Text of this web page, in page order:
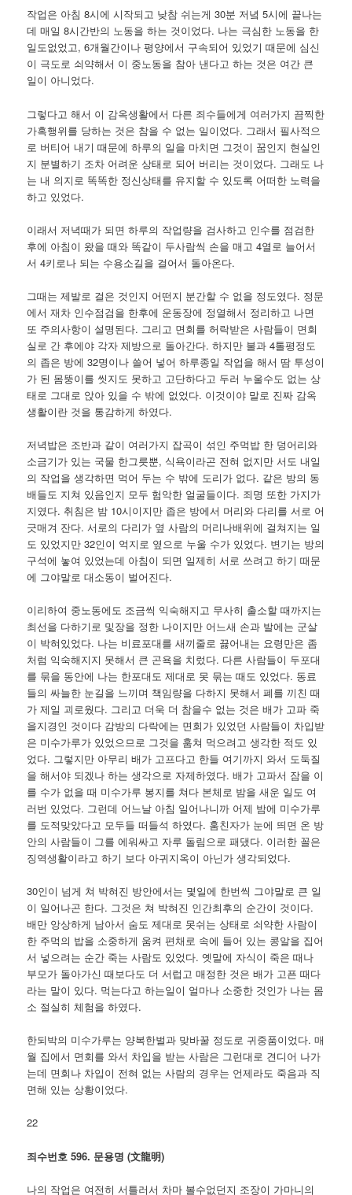
작업은 아침 8시에 시작되고 낮참 쉬는게 30분 저녘 5시에 끝나는
데 매일 8시간반의 노동을 하는 것이었다. 나는 극심한 노동을 한
일도없었고, 6개월간이나 평양에서 구속되어 있었기 때문에 심신
이 극도로 쇠약해서 이 중노동을 참아 낸다고 하는 것은 여간 큰
일이 아니었다.
그렇다고 해서 이 감옥생활에서 다른 죄수들에게 여러가지 끔찍한
가혹행위를 당하는 것은 참을 수 없는 일이었다. 그래서 필사적으
로 버티어 내기 때문에 하루의 일을 마치면 그것이 꿈인지 현실인
지 분별하기 조차 어려운 상태로 되어 버리는 것이었다. 그래도 나
는 내 의지로 똑똑한 정신상태를 유지할 수 있도록 어떠한 노력을
하고 있었다.
이래서 저녁때가 되면 하루의 작업량을 검사하고 인수를 점검한
후에 아침이 왔을 때와 똑같이 두사람씩 손을 매고 4열로 늘어서
서 4키로나 되는 수용소길을 걸어서 돌아온다.
그때는 제발로 걸은 것인지 어떤지 분간할 수 없을 정도였다. 정문
에서 재차 인수점검을 한후에 운동장에 정열해서 정리하고 나면
또 주의사항이 설명된다. 그리고 면회를 허락받은 사람들이 면회
실로 간 후에야 각자 제방으로 돌아간다. 하지만 불과 4톨평정도
의 좁은 방에 32명이나 쓸어 넣어 하루종일 작업을 해서 땀 투성이
가 된 몸뚱이를 씻지도 못하고 고단하다고 두러 누울수도 없는 상
태로 그대로 앉아 있을 수 밖에 없었다. 이것이야 말로 진짜 감옥
생활이란 것을 통감하게 하였다.
저녁밥은 조반과 같이 여러가지 잡곡이 섞인 주먹밥 한 덩어리와
소금기가 있는 국물 한그릇뿐, 식욕이라곤 전혀 없지만 서도 내일
의 작업을 생각하면 먹어 두는 수 밖에 도리가 없다. 같은 방의 동
배들도 지쳐 있음인지 모두 험악한 얼굴들이다. 죄명 또한 가지가
지였다. 취침은 밤 10시이지만 좁은 방에서 머리와 다리를 서로 어
긋매겨 잔다. 서로의 다리가 옆 사람의 머리나배위에 걸쳐지는 일
도 있었지만 32인이 억지로 옆으로 누울 수가 있었다. 변기는 방의
구석에 놓여 있었는데 아침이 되면 일제히 서로 쓰려고 하기 때문
에 그야말로 대소동이 벌어진다.
이리하여 중노동에도 조금씩 익숙해지고 무사히 출소할 때까지는
최선을 다하기로 및장을 정한 나이지만 어느새 손과 발에는 군살
이 박혀있었다. 나는 비료포대를 새끼줄로 끓어내는 요령만은 좀
처럼 익숙해지지 못해서 큰 곤욕을 치렀다. 다른 사람들이 두포대
를 묶을 동안에 나는 한포대도 제대로 못 묶는 때도 있었다. 동료
들의 싸늘한 눈길을 느끼며 책임량을 다하지 못해서 폐를 끼친 때
가 제일 괴로웠다. 그리고 더욱 더 참을수 없는 것은 배가 고파 죽
을지경인 것이다 감방의 다락에는 면회가 있었던 사람들이 차입받
은 미수가루가 있었으므로 그것을 훔쳐 먹으려고 생각한 적도 있
었다. 그렇지만 아무리 배가 고프다고 한들 여기까지 와서 도둑질
을 해서야 되겠나 하는 생각으로 자제하였다. 배가 고파서 잠을 이
를 수가 없을 때 미수가루 봉지를 쳐다 본체로 밤을 새운 일도 여
러번 있었다. 그런데 어느날 아침 일어나니까 어제 밤에 미수가루
를 도적맞았다고 모두들 떠들석 하였다. 훔친자가 눈에 띄면 온 방
안의 사람들이 그를 에워싸고 자루 돌림으로 패댔다. 이러한 꼴은
징역생활이라고 하기 보다 아귀지옥이 아닌가 생각되었다.
30인이 넘게 쳐 박혀진 방안에서는 몇일에 한번씩 그야말로 큰 일
이 일어나곤 한다. 그것은 쳐 박혀진 인간최후의 순간이 것이다.
배만 앙상하게 남아서 숨도 제대로 못쉬는 상태로 쇠약한 사람이
한 주먹의 밥을 소중하게 움켜 편채로 속에 들어 있는 콩알을 집어
서 넣으려는 순간 죽는 사람도 있었다. 옛말에 자식이 죽은 때나
부모가 돌아가신 때보다도 더 서럽고 매정한 것은 배가 고픈 때다
라는 말이 있다. 먹는다고 하는일이 얼마나 소중한 것인가 나는 몸
소 절실히 체험을 하였다.
한되박의 미수가루는 양복한벌과 맞바꿀 정도로 귀중품이었다. 매
월 집에서 면회를 와서 차입을 받는 사람은 그런대로 견디어 나가
는데 면회나 차입이 전혀 없는 사람의 경우는 언제라도 죽음과 직
면해 있는 상황이었다.
22
죄수번호 596. 문용명 (文龍明)
나의 작업은 여전히 서틀러서 차마 볼수없던지 조장이 가마니의